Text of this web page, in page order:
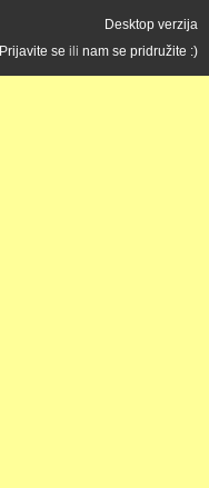
Desktop verzija
Prijavite se ili nam se pridružite :)